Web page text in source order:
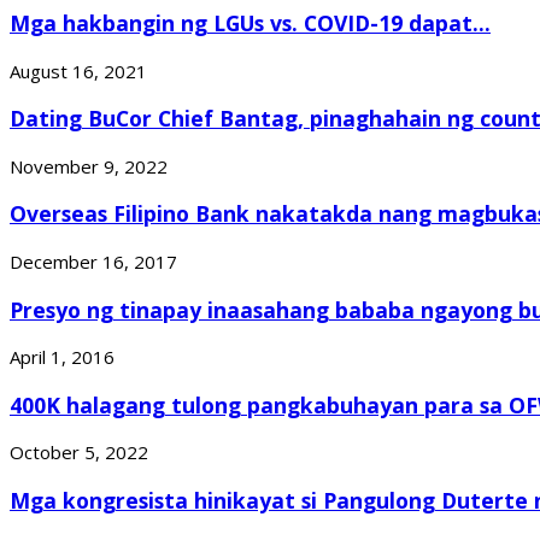
Mga hakbangin ng LGUs vs. COVID-19 dapat...
August 16, 2021
Dating BuCor Chief Bantag, pinaghahain ng
November 9, 2022
Overseas Filipino Bank nakatakda nang
December 16, 2017
Presyo ng tinapay inaasahang bababa ngayong
April 1, 2016
400K halagang tulong pangkabuhayan para sa
October 5, 2022
Mga kongresista hinikayat si Pangulong Duterte